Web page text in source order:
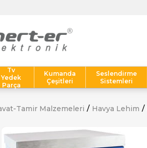
Tv
Yedek
Parça
Kumanda
Çeşitleri
Seslendirme
Sistemleri
Tamir Malzemeleri Havya Lehim